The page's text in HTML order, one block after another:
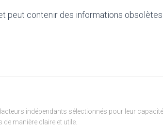
peut contenir des informations obsolètes
indépendants sélectionnés pour leur
manière claire et utile.